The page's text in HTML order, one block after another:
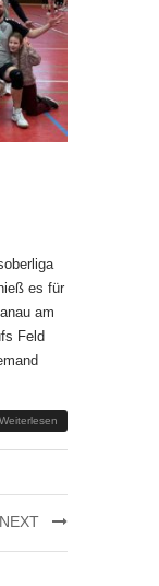
es für
am
Feld
Weiterlesen
NEXT